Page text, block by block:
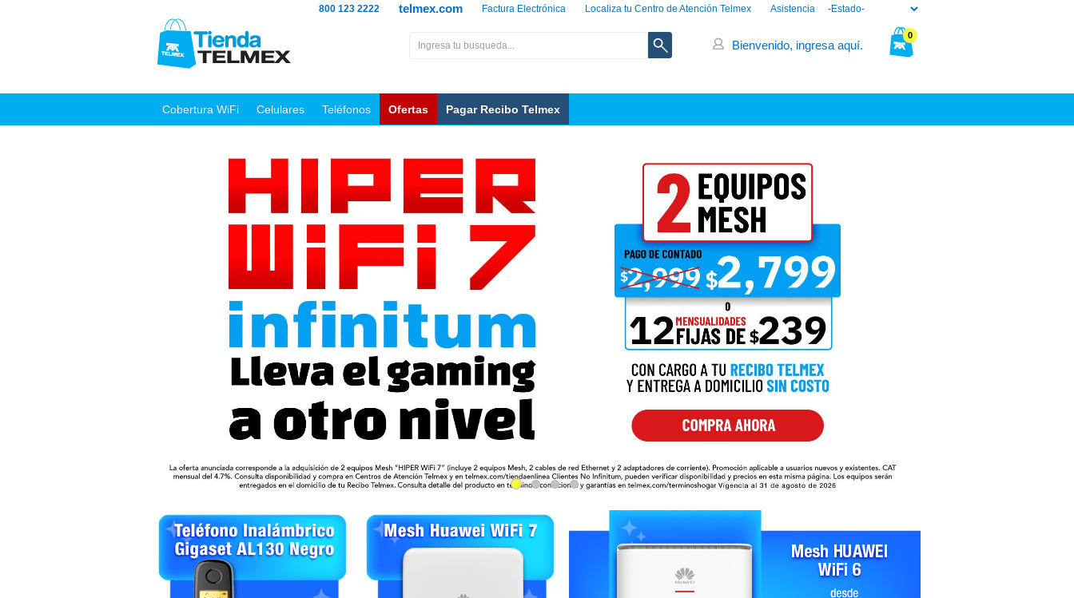
Asistencia
Localiza tu Centro de Atención Telmex
Factura Electrónica
telmex.com
800 123 2222
0
Bienvenido, ingresa aquí.
Cobertura WiFi Celulares Teléfonos Ofertas Pagar Recibo Telmex